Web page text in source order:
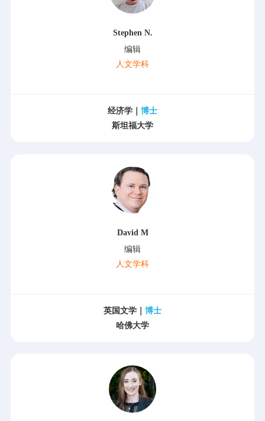
Stephen N.
编辑
人文学科
经济学｜ 博士
斯坦福大学
David M
编辑
人文学科
英国文学｜ 博士
哈佛大学